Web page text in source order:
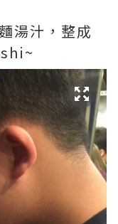
湯汁，整成